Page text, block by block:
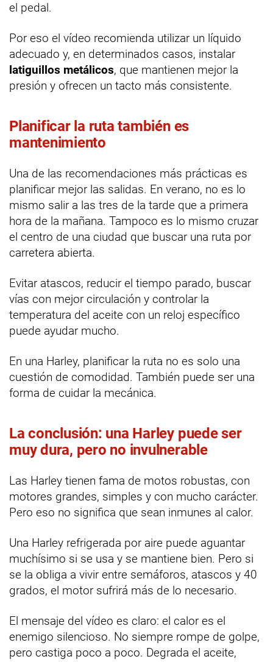
el pedal.
Por eso el vídeo recomienda utilizar un líquido
adecuado y, en determinados casos, instalar
latiguillos metálicos, que mantienen mejor la
presión y ofrecen un tacto más consistente.
Planificar la ruta también es
mantenimiento
Una de las recomendaciones más prácticas es
planificar mejor las salidas. En verano, no es lo
mismo salir a las tres de la tarde que a primera
hora de la mañana. Tampoco es lo mismo cruzar
el centro de una ciudad que buscar una ruta por
carretera abierta.
Evitar atascos, reducir el tiempo parado, buscar
vías con mejor circulación y controlar la
temperatura del aceite con un reloj específico
puede ayudar mucho.
En una Harley, planificar la ruta no es solo una
cuestión de comodidad. También puede ser una
forma de cuidar la mecánica.
La conclusión: una Harley puede ser
muy dura, pero no invulnerable
Las Harley tienen fama de motos robustas, con
motores grandes, simples y con mucho carácter.
Pero eso no significa que sean inmunes al calor.
Una Harley refrigerada por aire puede aguantar
muchísimo si se usa y se mantiene bien. Pero si
se la obliga a vivir entre semáforos, atascos y 40
grados, el motor sufrirá más de lo necesario.
El mensaje del vídeo es claro: el calor es el
enemigo silencioso. No siempre rompe de golpe,
pero castiga poco a poco. Degrada el aceite,